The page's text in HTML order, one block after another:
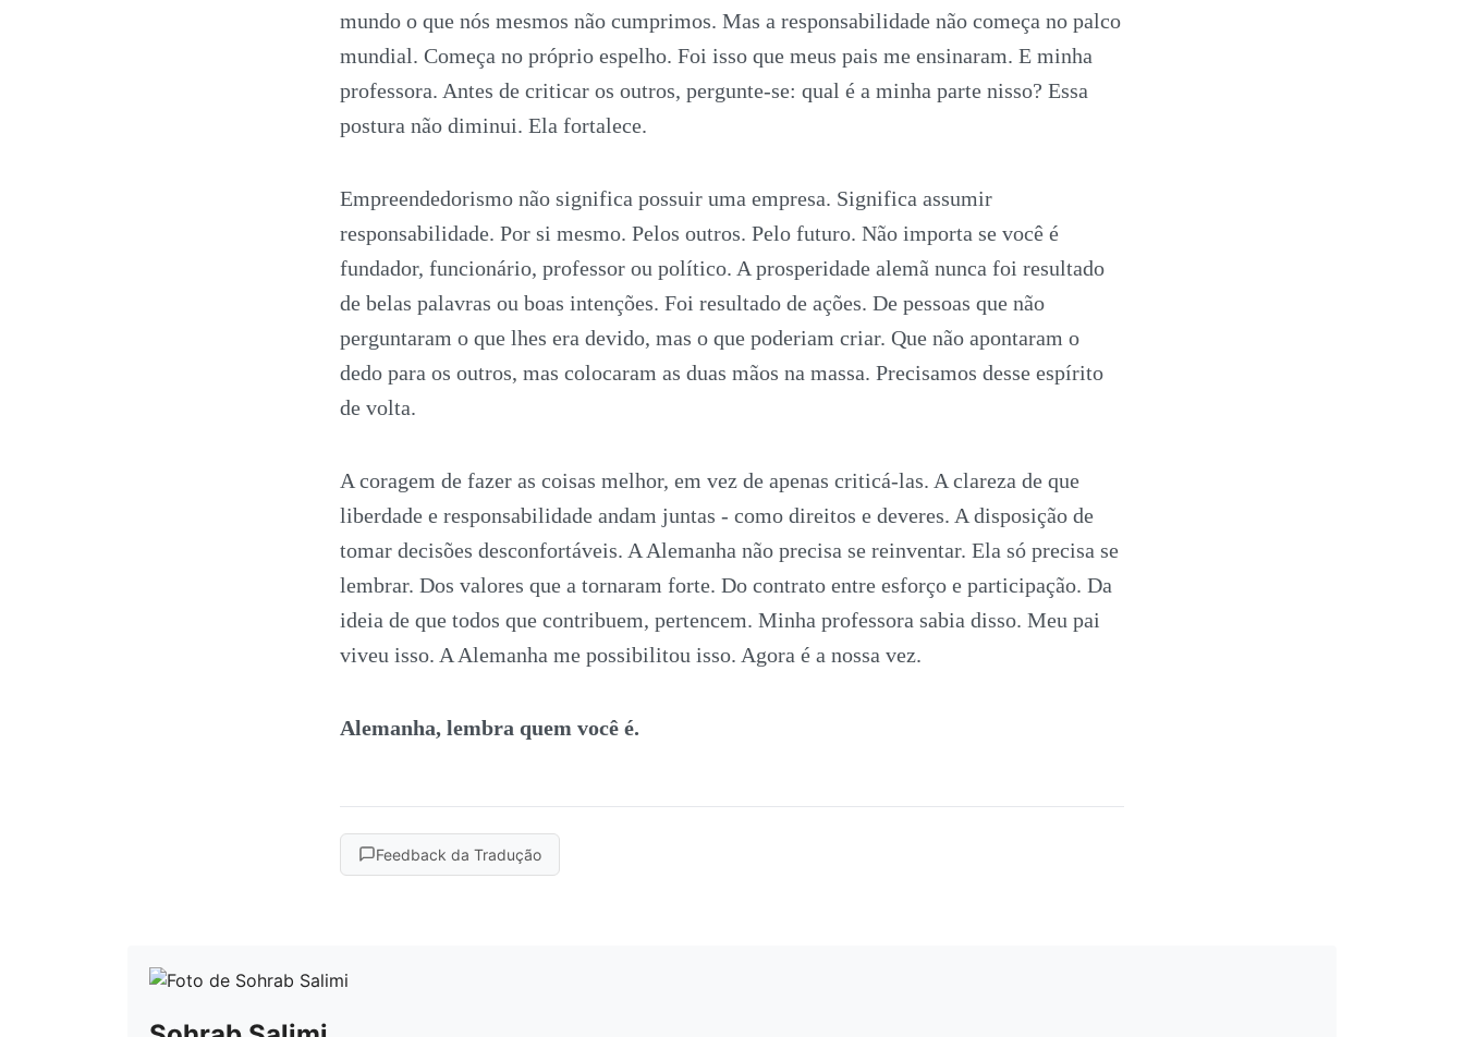
mundo o que nós mesmos não cumprimos. Mas a responsabilidade não começa no palco
mundial. Começa no próprio espelho. Foi isso que meus pais me ensinaram. E minha
professora. Antes de criticar os outros, pergunte-se: qual é a minha parte nisso? Essa
postura não diminui. Ela fortalece.
Empreendedorismo não significa possuir uma empresa. Significa assumir
responsabilidade. Por si mesmo. Pelos outros. Pelo futuro. Não importa se você é
fundador, funcionário, professor ou político. A prosperidade alemã nunca foi resultado
de belas palavras ou boas intenções. Foi resultado de ações. De pessoas que não
perguntaram o que lhes era devido, mas o que poderiam criar. Que não apontaram o
dedo para os outros, mas colocaram as duas mãos na massa. Precisamos desse espírito
de volta.
A coragem de fazer as coisas melhor, em vez de apenas criticá-las. A clareza de que
liberdade e responsabilidade andam juntas - como direitos e deveres. A disposição de
tomar decisões desconfortáveis. A Alemanha não precisa se reinventar. Ela só precisa se
lembrar. Dos valores que a tornaram forte. Do contrato entre esforço e participação. Da
ideia de que todos que contribuem, pertencem. Minha professora sabia disso. Meu pai
viveu isso. A Alemanha me possibilitou isso. Agora é a nossa vez.
Alemanha, lembra quem você é.
Feedback da Tradução